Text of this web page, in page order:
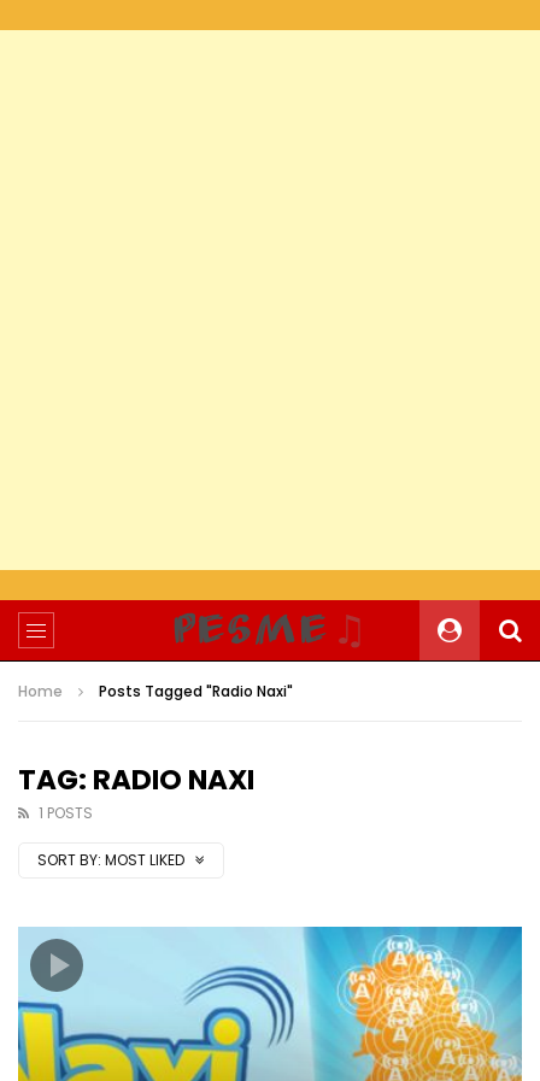
Home Posts Tagged "Radio Naxi"
TAG: RADIO NAXI
1 POSTS
SORT BY: MOST LIKED